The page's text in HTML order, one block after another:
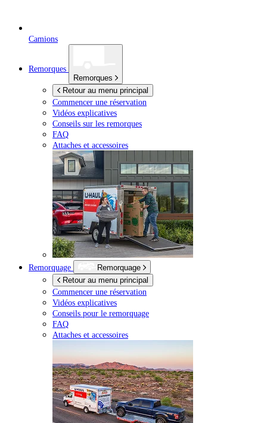
Camions
Remorques
Remorques
Retour au menu principal
Commencer une réservation
Vidéos explicatives
Conseils sur les remorques
FAQ
Attaches et accessoires
Remorquage
Remorquage
Retour au menu principal
Commencer une réservation
Vidéos explicatives
Conseils pour le remorquage
FAQ
Attaches et accessoires